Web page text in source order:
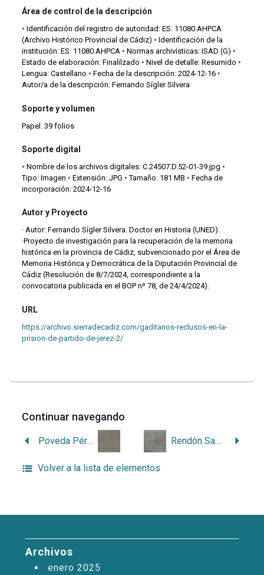
Área de control de la descripción
◦ Identificación del registro de autoridad: ES. 11080.AHPCA
(Archivo Histórico Provincial de Cádiz) ◦ Identificación de la
institución: ES. 11080.AHPCA ◦ Normas archivísticas: ISAD (G) ◦
Estado de elaboración: Finalilzado ◦ Nivel de detalle: Resumido ◦
Lengua: Castellano ◦ Fecha de la descripción: 2024-12-16 ◦
Autor/a de la descripción: Fernando Sígler Silvera
Soporte y volumen
Papel. 39 folios
Soporte digital
◦ Nombre de los archivos digitales: C.24507.D.52-01-39.jpg ◦
Tipo: Imagen ◦ Extensión: JPG ◦ Tamaño: 181 MB ◦ Fecha de
incorporación: 2024-12-16
Autor y Proyecto
· Autor: Fernando Sígler Silvera. Doctor en Historia (UNED).
·Proyecto de investigación para la recuperación de la memoria
histórica en la provincia de Cádiz, subvencionado por el Área de
Memoria Histórica y Democrática de la Diputación Provincial de
Cádiz (Resolución de 8/7/2024, correspondiente a la
convocatoria publicada en el BOP nº 78, de 24/4/2024).
URL
https://archivo.sierradecadiz.com/gaditanos-reclusos-en-la-
prision-de-partido-de-jerez-2/
Continuar navegando
Poveda Pérez, Antonio Rendón Saborido, Antonio
Volver a la lista de elementos
Archivos
enero 2025